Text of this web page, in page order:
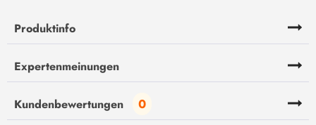
Produktinfo
Expertenmeinungen
Kundenbewertungen 0